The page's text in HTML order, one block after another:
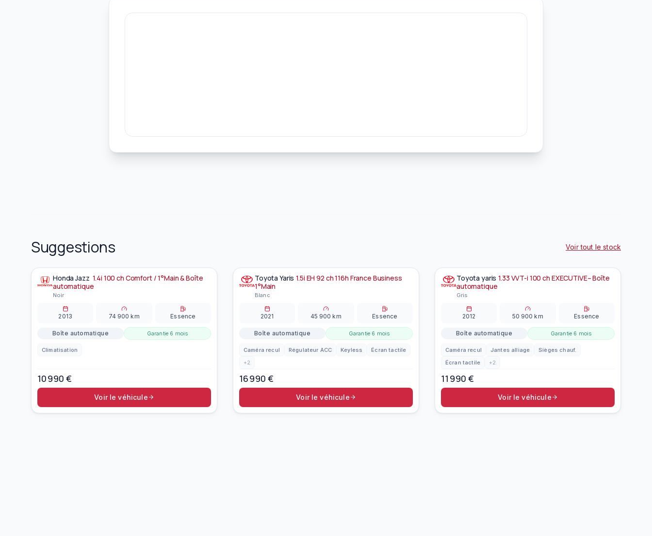
Suggestions Voir tout le stock
À la une
Honda Jazz 1.4i 100 ch Comfort / 1°Main & Boîte
automatique
Noir
2013 74 900 km Essence
Boîte automatique Garantie 6 mois
Climatisation
10 990 €
Voir le véhicule
À la une EN PRÉPARATION
Toyota Yaris 1.5i EH 92 ch 116h France Business
1°Main
Blanc
2021 45 900 km Essence
Boîte automatique Garantie 6 mois
Caméra recul Régulateur ACC Keyless
Écran tactile
+2
16 990 €
Voir le véhicule
À la une EN PRÉPARATION
Toyota yaris 1.33 VVT-i 100 ch EXECUTIVE– Boîte
automatique
Gris
2012 50 900 km Essence
Boîte automatique Garantie 6 mois
Caméra recul Jantes alliage
Sièges chauf.
Écran tactile
+2
11 990 €
Voir le véhicule